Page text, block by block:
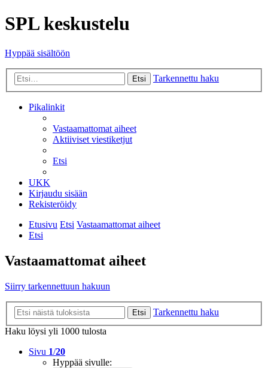
SPL keskustelu
Hyppää sisältöön
Etsi Tarkennettu haku
Pikalinkit
Vastaamattomat aiheet
Aktiiviset viestiketjut
Etsi
UKK
Kirjaudu sisään
Rekisteröidy
Etusivu Etsi Vastaamattomat aiheet
Etsi
Vastaamattomat aiheet
Siirry tarkennettuun hakuun
Etsi
Tarkennettu haku
Haku löysi yli 1000 tulosta
Sivu 1/20
Hyppää sivulle: